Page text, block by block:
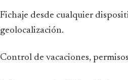
Fichaje desde cualquier
geolocalización.
Control de vacaciones,